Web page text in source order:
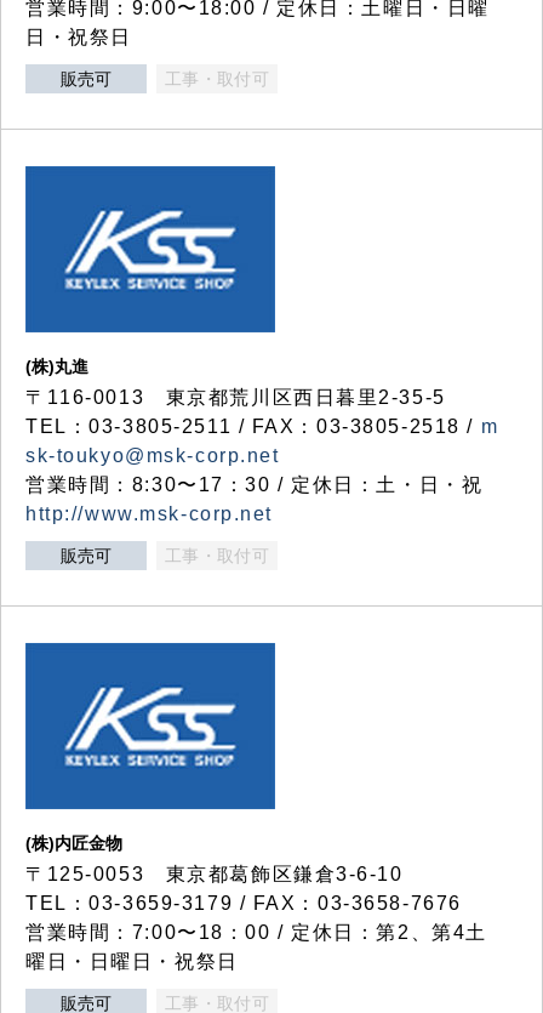
営業時間：9:00〜18:00 / 定休日：土曜日・日曜
日・祝祭日
販売可 工事・取付可
(株)丸進
〒116-0013 東京都荒川区西日暮里2-35-5
TEL：03-3805-2511 / FAX：03-3805-2518 / m
sk-toukyo@msk-corp.net
営業時間：8:30〜17：30 / 定休日：土・日・祝
http://www.msk-corp.net
販売可 工事・取付可
(株)内匠金物
〒125-0053 東京都葛飾区鎌倉3-6-10
TEL：03-3659-3179 / FAX：03-3658-7676
営業時間：7:00〜18：00 / 定休日：第2、第4土
曜日・日曜日・祝祭日
販売可 工事・取付可